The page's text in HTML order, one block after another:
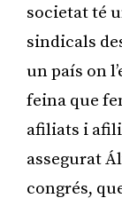
societat té
sindicals
un país on
feina que
afiliats i
assegurat
congrés,